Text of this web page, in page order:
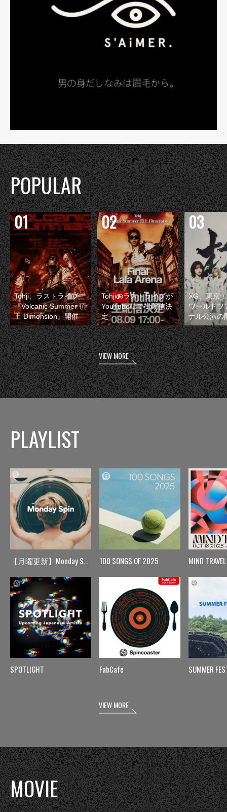
POPULAR
Tohji、ラストライブ
『Volcanic Summer 頂
上 Dimension』開催
Tohjiのラストライブが
YouTubeにて生配信決
定
XG、東京
ワールドツ
ナル公演の
VIEW MORE
PLAYLIST
【月曜更新】Monday Spin
SPOTLIGHT
100 SONGS OF 2025
FabCafe
MIND TRAVEL
SUMMER
VIEW MORE
MOVIE